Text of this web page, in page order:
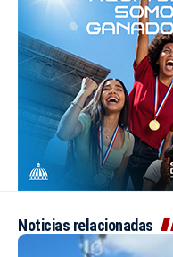
Noticias relacionadas